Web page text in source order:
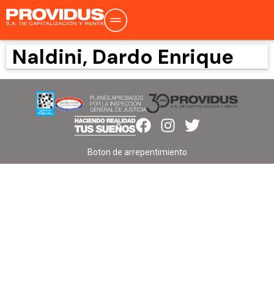
Naldini, Dardo Enrique
Boton de arrepentimiento